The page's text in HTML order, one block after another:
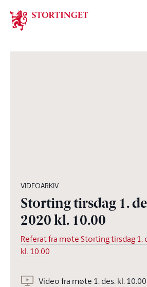
Stortinget.no
VIDEOARKIV
Storting tirsdag 1.
2020 kl. 10.00
Referat fra møte Storting tirsdag 1.
kl. 10.00
Video fra møte 1. des. kl.